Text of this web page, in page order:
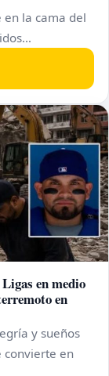
la cama del
en medio
en
y sueños
convierte en